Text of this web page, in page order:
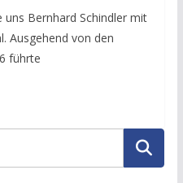
uns Bernhard Schindler mit
Ausgehend von den
führte